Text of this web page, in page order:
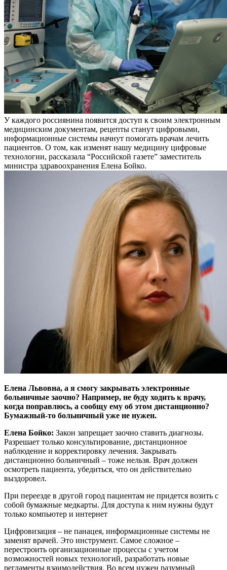
У каждого россиянина появится доступ к своим электронным
медицинским документам, рецепты станут цифровыми,
информационные системы начнут помогать врачам лечить
пациентов. О том, как изменят нашу медицину цифровые
технологии, рассказала “Российской газете” заместитель
министра здравоохранения Елена Бойко.
Елена Львовна, а я смогу закрывать электронные
больничные заочно? Например, не буду ходить к врачу,
когда поправлюсь, а сообщу ему об этом дистанционно?
Бумажный-то больничный уже не нужен.
Елена Бойко: Закон запрещает заочно ставить диагнозы.
Разрешает только консультирование, дистанционное
наблюдение и корректировку лечения. Закрывать
дистанционно больничный – тоже нельзя. Врач должен
осмотреть пациента, убедиться, что он действительно
выздоровел.
При переезде в другой город пациентам не придется возить с
собой бумажные медкарты. Для доступа к ним нужны будут
только компьютер и интернет
Цифровизация – не панацея, информационные системы не
заменят врачей. Это инструмент. Самое сложное –
перестроить организационные процессы с учетом
возможностей новых технологий, разработать новые
регламенты взаимодействия. Во всем нужен разумный